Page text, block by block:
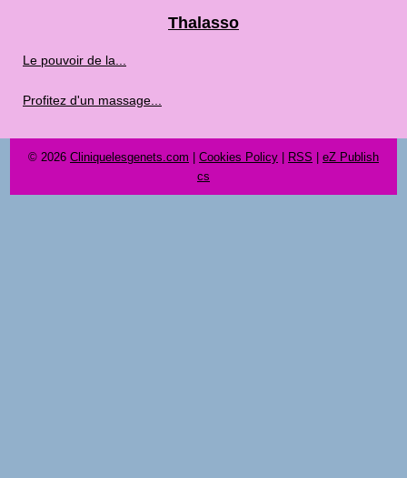
Thalasso
Le pouvoir de la...
Profitez d'un massage...
© 2026 Cliniquelesgenets.com Cookies Policy RSS
eZ Publish
cs